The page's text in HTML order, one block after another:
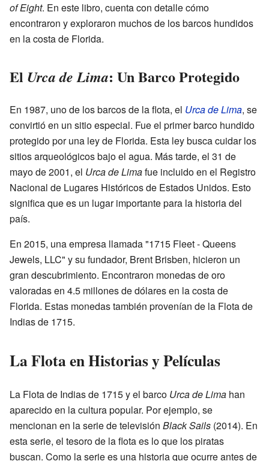
of Eight. En este libro, cuenta con detalle cómo
encontraron y exploraron muchos de los barcos hundidos
en la costa de Florida.
El Urca de Lima: Un Barco Protegido
En 1987, uno de los barcos de la flota, el Urca de Lima, se
convirtió en un sitio especial. Fue el primer barco hundido
protegido por una ley de Florida. Esta ley busca cuidar los
sitios arqueológicos bajo el agua. Más tarde, el 31 de
mayo de 2001, el Urca de Limafue incluido en el Registro
Nacional de Lugares Históricos de Estados Unidos. Esto
significa que es un lugar importante para la historia del
país.
En 2015, una empresa llamada "1715 Fleet - Queens
Jewels, LLC" y su fundador, Brent Brisben, hicieron un
gran descubrimiento. Encontraron monedas de oro
valoradas en 4.5 millones de dólares en la costa de
Florida. Estas monedas también provenían de la Flota de
Indias de 1715.
La Flota en Historias y Películas
La Flota de Indias de 1715 y el barco Urca de Lima han
aparecido en la cultura popular. Por ejemplo, se
mencionan en la serie de televisión Black Sails (2014). En
esta serie, el tesoro de la flota es lo que los piratas
buscan. Como la serie es una historia que ocurre antes de